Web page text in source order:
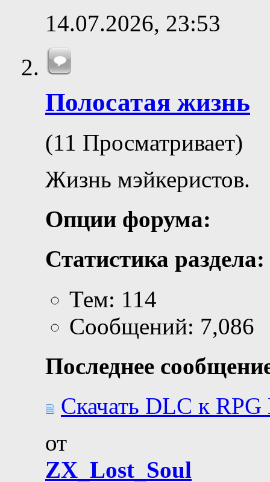
14.07.2026, 23:53
Полосатая жизнь
(11 Просматривает)
Жизнь мэйкеристов.
Опции форума:
Статистика раздела:
Тем: 114
Сообщений: 7,086
Последнее
Скачать DLC к
от
ZX_Lost_Soul